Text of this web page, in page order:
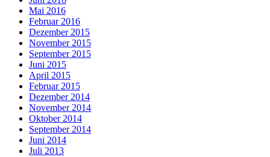
Mai 2016
Februar 2016
Dezember 2015
November 2015
September 2015
Juni 2015
April 2015
Februar 2015
Dezember 2014
November 2014
Oktober 2014
September 2014
Juni 2014
Juli 2013